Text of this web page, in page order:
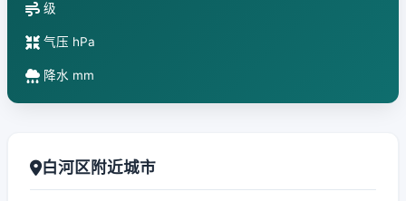
级
气压 hPa
降水 mm
白河区附近城市